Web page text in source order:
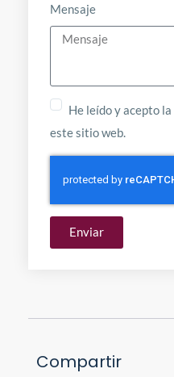
Mensaje
He leído y acepto la
este sitio web.
Enviar
Compartir